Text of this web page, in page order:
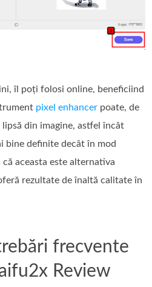
îl poți folosi online, beneficiind
pixel enhancer poate, de
lipsă din imagine, astfel încât
bine definite decât în mod
aceasta este alternativa
rezultate de înaltă calitate în
frecvente
Review